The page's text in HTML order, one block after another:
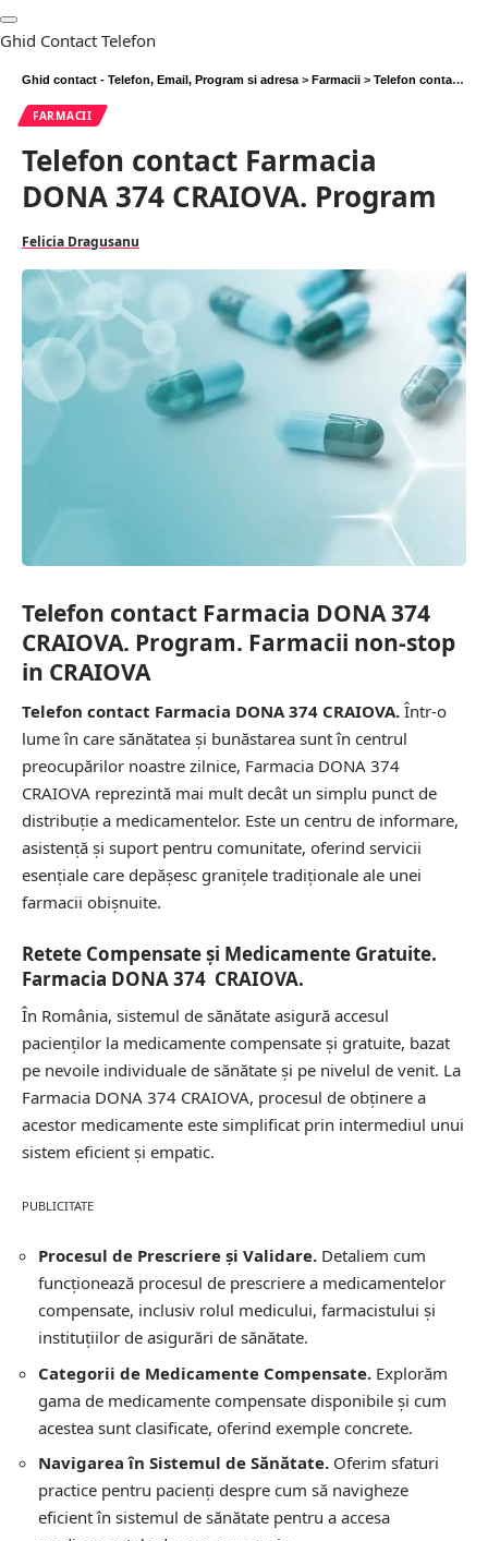
Ghid Contact Telefon
Ghid contact - Telefon, Email, Program si adresa > Farmacii > Telefon contact Farmacia DONA 374 CRAIOVA. Program
FARMACII
Telefon contact Farmacia
DONA 374 CRAIOVA. Program
Felicia Dragusanu
Telefon contact Farmacia DONA 374
CRAIOVA. Program. Farmacii non-stop
in CRAIOVA
Telefon contact Farmacia DONA 374 CRAIOVA. Într-o
lume în care sănătatea și bunăstarea sunt în centrul
preocupărilor noastre zilnice, Farmacia DONA 374
CRAIOVA reprezintă mai mult decât un simplu punct de
distribuție a medicamentelor. Este un centru de informare,
asistență și suport pentru comunitate, oferind servicii
esențiale care depășesc granițele tradiționale ale unei
farmacii obișnuite.
Retete Compensate și Medicamente Gratuite.
Farmacia DONA 374 CRAIOVA.
În România, sistemul de sănătate asigură accesul
pacienților la medicamente compensate și gratuite, bazat
pe nevoile individuale de sănătate și pe nivelul de venit. La
Farmacia DONA 374 CRAIOVA, procesul de obținere a
acestor medicamente este simplificat prin intermediul unui
sistem eficient și empatic.
PUBLICITATE
Procesul de Prescriere și Validare. Detaliem cum
funcționează procesul de prescriere a medicamentelor
compensate, inclusiv rolul medicului, farmacistului și
instituțiilor de asigurări de sănătate.
Categorii de Medicamente Compensate. Explorăm
gama de medicamente compensate disponibile și cum
acestea sunt clasificate, oferind exemple concrete.
Navigarea în Sistemul de Sănătate. Oferim sfaturi
practice pentru pacienți despre cum să navigheze
eficient în sistemul de sănătate pentru a accesa